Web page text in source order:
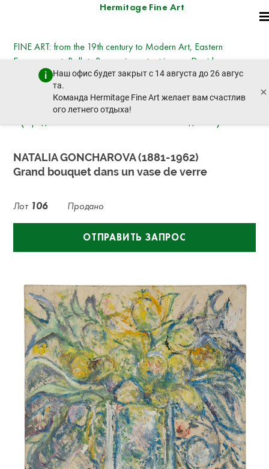
Hermitage Fine Art
Наш офис будет закрыт с 14 августа до 26 авгус
та.
Команда Hermitage Fine Art желает вам счастлив
ого летнего отдыха!
×
FINE ART: from the 19th century to Modern Art, Eastern
European art, Ballets Russes, important icons - David
Hockney, Kotarbinsky, Nesterov, Goncharova,
Deineka, Vysotsky
вторник, 21 октября 2025 г. - 14:30
NATALIA GONCHAROVA (1881-1962)
Grand bouquet dans un vase de verre
Лот 106 Продано
ОТПРАВИТЬ ЗАПРОС